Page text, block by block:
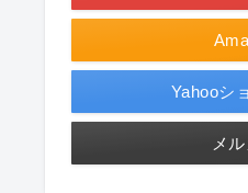
Yahooシ
メル